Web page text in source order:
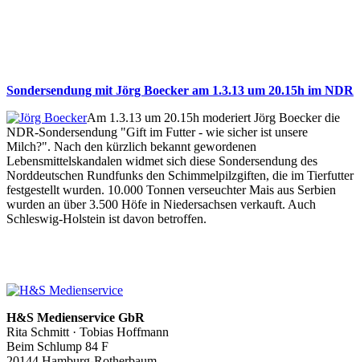
Sondersendung mit Jörg Boecker am 1.3.13 um 20.15h im NDR
Am 1.3.13 um 20.15h moderiert Jörg Boecker die
NDR-Sondersendung "Gift im Futter - wie sicher ist unsere
Milch?". Nach den kürzlich bekannt gewordenen
Lebensmittelskandalen widmet sich diese Sondersendung des
Norddeutschen Rundfunks den Schimmelpilzgiften, die im Tierfutter
festgestellt wurden. 10.000 Tonnen verseuchter Mais aus Serbien
wurden an über 3.500 Höfe in Niedersachsen verkauft. Auch
Schleswig-Holstein ist davon betroffen.
H&S Medienservice GbR
Rita Schmitt · Tobias Hoffmann
Beim Schlump 84 F